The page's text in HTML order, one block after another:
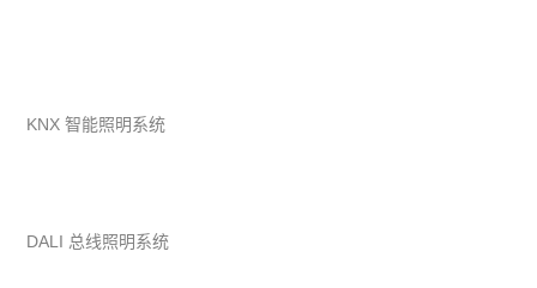
KNX 智能照明系统
DALI 总线照明系统